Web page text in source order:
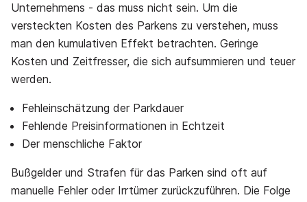
Unternehmens - das muss nicht sein. Um die
versteckten Kosten des Parkens zu verstehen, muss
man den kumulativen Effekt betrachten. Geringe
Kosten und Zeitfresser, die sich aufsummieren und teuer
werden.
Fehleinschätzung der Parkdauer
Fehlende Preisinformationen in Echtzeit
Der menschliche Faktor
Bußgelder und Strafen für das Parken sind oft auf
manuelle Fehler oder Irrtümer zurückzuführen. Die Folge